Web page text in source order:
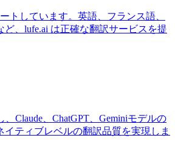
トしています。英語、フランス語、
ど、lufe.ai は正確な翻訳サービスを提
Claude、ChatGPT、Geminiモデルの
イティブレベルの翻訳品質を実現しま